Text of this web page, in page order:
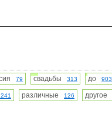
79 свадьбы 313 до 903
различные 126 другое